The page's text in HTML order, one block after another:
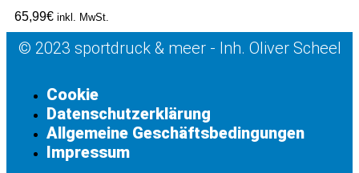
65,99€ inkl. MwSt.
© 2023 sportdruck & meer - Inh. Oliver Scheel
Cookie
Datenschutzerklärung
Allgemeine Geschäftsbedingungen
Impressum